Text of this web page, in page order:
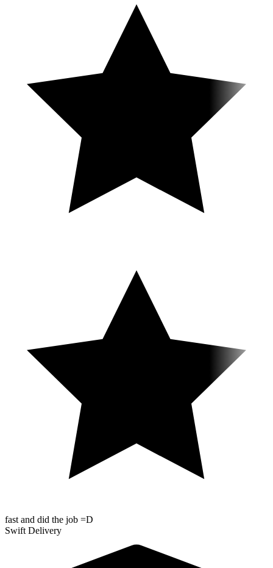
fast and did the job =D
Swift Delivery